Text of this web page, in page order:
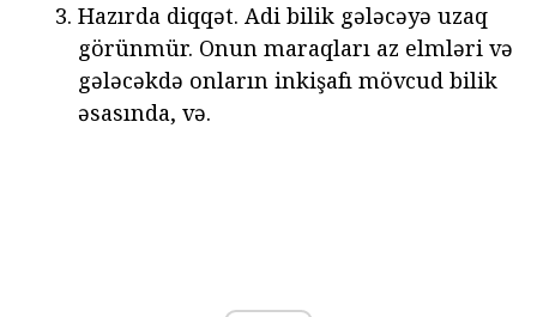
Hazırda diqqət. Adi bilik gələcəyə uzaq
görünmür. Onun maraqları az elmləri və
gələcəkdə onların inkişafı mövcud bilik
əsasında, və.